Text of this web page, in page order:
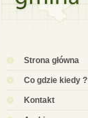
Strona główna
Co gdzie kiedy ?
Kontakt